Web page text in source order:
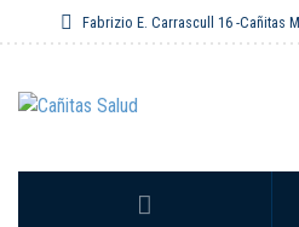
Fabrizio E. Carrascull 16 -Cañitas